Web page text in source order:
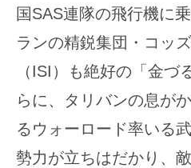
国SAS連隊の飛行機に
ランの精鋭集団・コッ
（ISI）も絶好の「金
らに、タリバンの息が
るウォーロード率いる
勢力が立ちはだかり、